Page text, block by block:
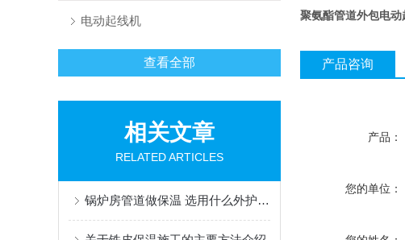
电动起线机
查看全部
相关文章
RELATED ARTICLES
锅炉房管道做保温 选用什么外护合适
聚氨酯管道外包电
产品咨询
产品：
您的单位：